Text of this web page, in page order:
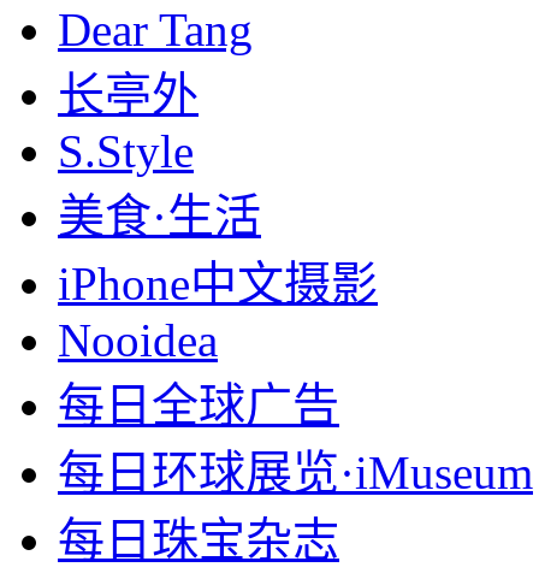
Dear Tang
长亭外
S.Style
美食·生活
iPhone中文摄影
Nooidea
每日全球广告
每日环球展览·iMuseum
每日珠宝杂志